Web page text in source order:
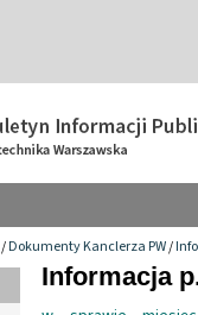
/Dokumenty Kanclerza PW/
Informacja